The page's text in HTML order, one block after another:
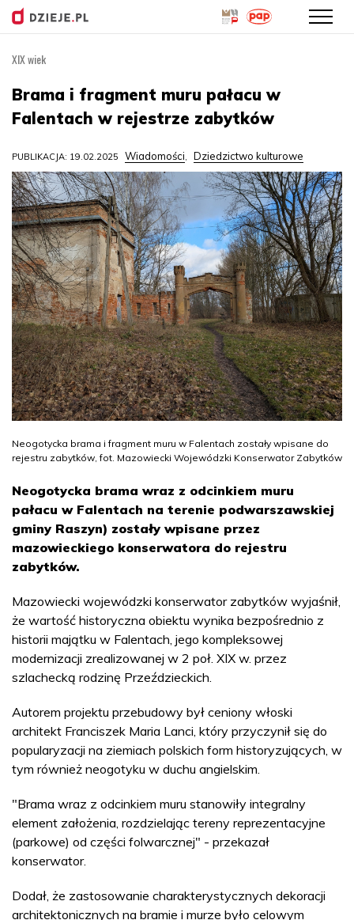
treści
XIX wiek
Brama i fragment muru pałacu w
Falentach w rejestrze zabytków
PUBLIKACJA: 19.02.2025 Wiadomości, Dziedzictwo kulturowe
Neogotycka brama i fragment muru w Falentach zostały wpisane do
rejestru zabytków, fot. Mazowiecki Wojewódzki Konserwator Zabytków
Neogotycka brama wraz z odcinkiem muru
pałacu w Falentach na terenie podwarszawskiej
gminy Raszyn) zostały wpisane przez
mazowieckiego konserwatora do rejestru
zabytków.
Mazowiecki wojewódzki konserwator zabytków wyjaśnił,
że wartość historyczna obiektu wynika bezpośrednio z
historii majątku w Falentach, jego kompleksowej
modernizacji zrealizowanej w 2 poł. XIX w. przez
szlachecką rodzinę Przeździeckich.
Autorem projektu przebudowy był ceniony włoski
architekt Franciszek Maria Lanci, który przyczynił się do
popularyzacji na ziemiach polskich form historyzujących, w
tym również neogotyku w duchu angielskim.
"Brama wraz z odcinkiem muru stanowiły integralny
element założenia, rozdzielając tereny reprezentacyjne
(parkowe) od części folwarcznej" - przekazał
konserwator.
Dodał, że zastosowanie charakterystycznych dekoracji
architektonicznych na bramie i murze było celowym